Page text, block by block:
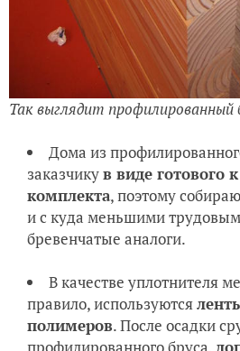
Так выглядит профилированный
Дома из
заказчикув виде готового
комплекта, поэтому
и с куда меньшими
бревенчатые аналоги.
В качестве уплотнителя
правило, используются
полимеров. После осадки